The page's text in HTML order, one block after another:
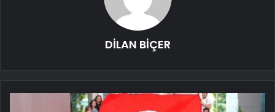
DİLAN BİÇER